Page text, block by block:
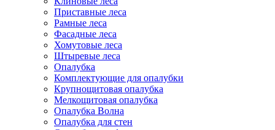
Приставные леса
Рамные леса
Фасадные леса
Хомутовые леса
Штыревые леса
Опалубка
Комплектующие для опалубки
Крупнощитовая опалубка
Мелкощитовая опалубка
Опалубка Волна
Опалубка для стен